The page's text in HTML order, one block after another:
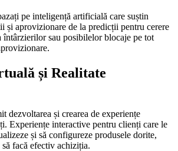
pe inteligență artificială care suștin
și aprovizionare de la predicții pentru cerere
întârzierilor sau posibilelor blocaje pe tot
și Realitate
dezvoltarea și crearea de experiențe
Experiențe interactive pentru clienți care le
și să configureze produsele dorite,
facă efectiv achiziția.